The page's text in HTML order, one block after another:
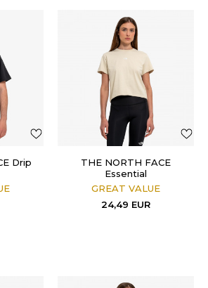
Drip
THE NORTH FACE
Essential
GREAT VALUE
24,49 EUR